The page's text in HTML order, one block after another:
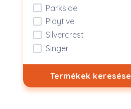
Parkside
Playtive
Silvercrest
Singer
Termékek keresése